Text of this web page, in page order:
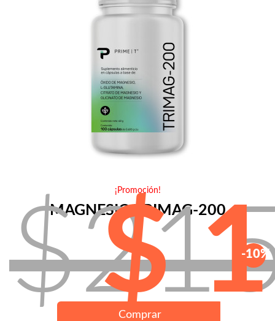
¡Promoción!
MAGNESIO TRIMAG-200
$ -10%
Comprar